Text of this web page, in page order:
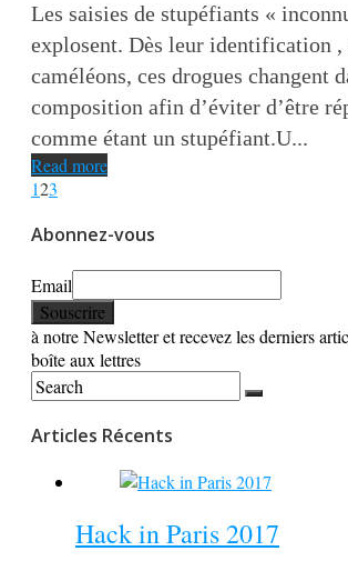
Les saisies de stupéfiants «
explosent. Dès leur identification ,
caméléons, ces drogues changent
composition afin d’éviter d’être
comme étant un stupéfiant.U...
Read more
123
Abonnez-vous
Email
à notre Newsletter et recevez les derniers
boîte aux lettres
Articles Récents
Hack in Paris 2017